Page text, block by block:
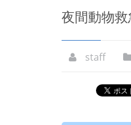
夜間動物
staff